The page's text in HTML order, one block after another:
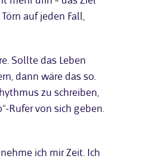
auf jeden Fall,
Sollte das Leben
dann wäre das so.
zu schreiben,
Rufer von sich geben.
ich mir Zeit. Ich